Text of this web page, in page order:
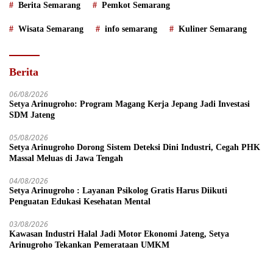
Berita Semarang Pemkot Semarang
Wisata Semarang info semarang Kuliner Semarang
Berita
06/08/2026
Setya Arinugroho: Program Magang Kerja Jepang Jadi Investasi
SDM Jateng
05/08/2026
Setya Arinugroho Dorong Sistem Deteksi Dini Industri, Cegah PHK
Massal Meluas di Jawa Tengah
04/08/2026
Setya Arinugroho : Layanan Psikolog Gratis Harus Diikuti
Penguatan Edukasi Kesehatan Mental
03/08/2026
Kawasan Industri Halal Jadi Motor Ekonomi Jateng, Setya
Arinugroho Tekankan Pemerataan UMKM